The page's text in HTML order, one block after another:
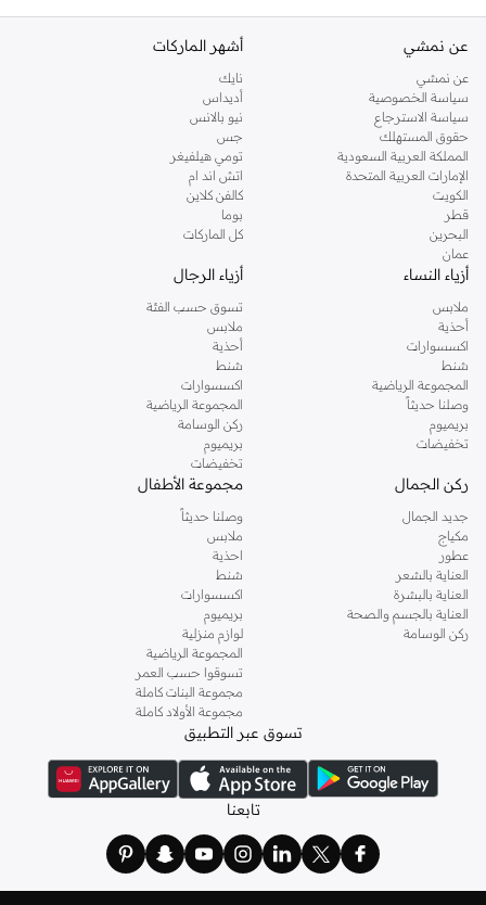
عن نمشي
عن نمشي
سياسة الخصوصية
سياسة الاسترجاع
حقوق المستهلك
المملكة العربية السعودية
الإمارات العربية المتحدة
الكويت
قطر
البحرين
عمان
أشهر الماركات
نايك
أديداس
نيو بالانس
جس
تومي هيلفيغر
اتش اند ام
كالفن كلاين
بوما
كل الماركات
أزياء النساء
ملابس
أحذية
اكسسوارات
شنط
المجموعة الرياضية
وصلنا حديثاً
بريميوم
تخفيضات
أزياء الرجال
تسوق حسب الفئة
ملابس
أحذية
شنط
اكسسوارات
المجموعة الرياضية
ركن الوسامة
بريميوم
تخفيضات
ركن الجمال
جديد الجمال
مكياج
عطور
العناية بالشعر
العناية بالبشرة
العناية بالجسم والصحة
ركن الوسامة
مجموعة الأطفال
وصلنا حديثاً
ملابس
احذية
شنط
اكسسوارات
بريميوم
لوازم منزلية
المجموعة الرياضية
تسوقوا حسب العمر
مجموعة البنات كاملة
مجموعة الأولاد كاملة
تسوق عبر التطبيق
تابعنا